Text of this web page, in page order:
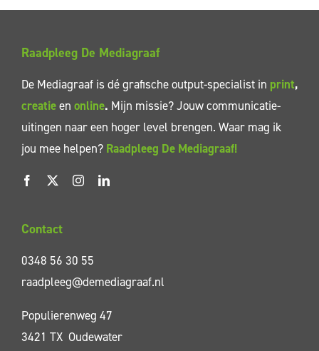
Raadpleeg De Mediagraaf
De Mediagraaf is dé grafische output-specialist in print,
creatieen online. Mijn missie? Jouw communicatie-
uitingen naar een hoger level brengen. Waar mag ik
jou mee helpen? Raadpleeg De Mediagraaf!
Contact
0348 56 30 55
raadpleeg@demediagraaf.nl
Populierenweg 47
3421 TX Oudewater